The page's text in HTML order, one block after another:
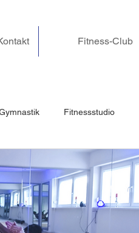
Fitness-Club
Fitnessstudio
Stressbewältigung & Nerven
Gesundheit & Wohlbefinden